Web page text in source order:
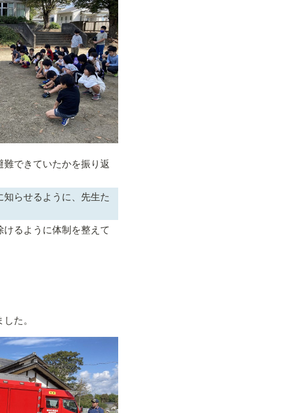
できていたかを振り返
らせるように、先生た
るように体制を整えて
た。